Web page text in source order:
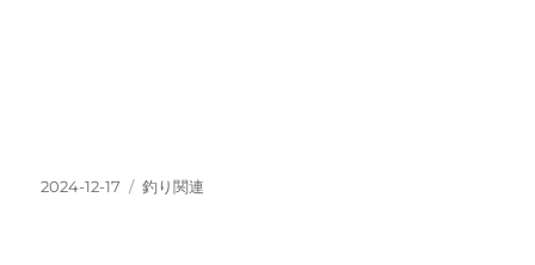
投
2024-12-17
カ
釣り関連